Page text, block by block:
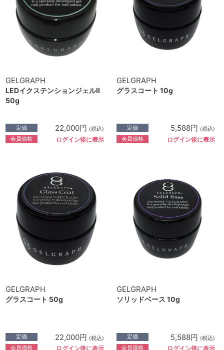
GELGRAPH
LEDイクステンションジェルⅡ
50g
定価 22,000円 (税込)
会員価格 ログイン後に表示
GELGRAPH
グラスコート 10g
定価 5,588円 (税込)
会員価格 ログイン後に表示
GELGRAPH
グラスコート 50g
定価 22,000円 (税込)
会員価格 ログイン後に表示
GELGRAPH
ソリッドベース 10g
定価 5,588円 (税込)
会員価格 ログイン後に表示